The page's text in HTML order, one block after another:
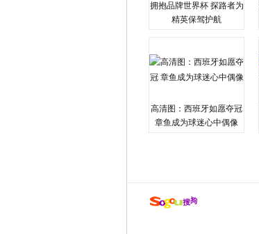
拥抱品牌世界杯 探路者为
精英保驾护航
高清图：西班牙如愿夺冠
章鱼成为球迷心中偶像